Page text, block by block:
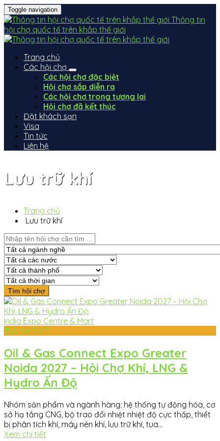
Toggle navigation
Thông tin
hội chợ quốc tế trên khắp thế giới
Trang chủ
Các hội chợ
Các hội chợ đặc biệt
Hội chợ sắp diễn ra
Các hội chợ trong tương lai
Hội chợ đã kết thúc
Đặt khách sạn
Visa
Tin tức
Liên hệ
Lưu trữ khí
Trang chủ
Lưu trữ khí
India Expo Centre & Mart
Th5 06-2027
Oil & Gas Connect Expo Greater
Noida 2027 – Hội Chợ Khí, LNG &
Hydro Ấn Độ
Nhóm sản phẩm và ngành hàng: hệ thống tự động hóa, cơ
sở hạ tầng CNG, bộ trao đổi nhiệt nhiệt độ cực thấp, thiết
bị phân tích khí, máy nén khí, lưu trữ khí, tua...
Xem chi tiết